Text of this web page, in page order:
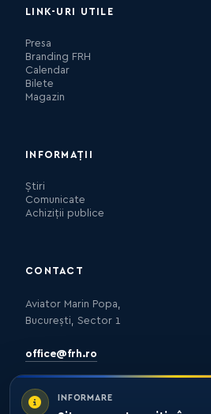
INFORMARE
LINK-URI UTILE
Presa
Branding FRH
Calendar
Bilete
Magazin
INFORMAȚII
Știri
Comunicate
Achiziții publice
CONTACT
Aviator Marin Popa,
București, Sector 1
office@frh.ro